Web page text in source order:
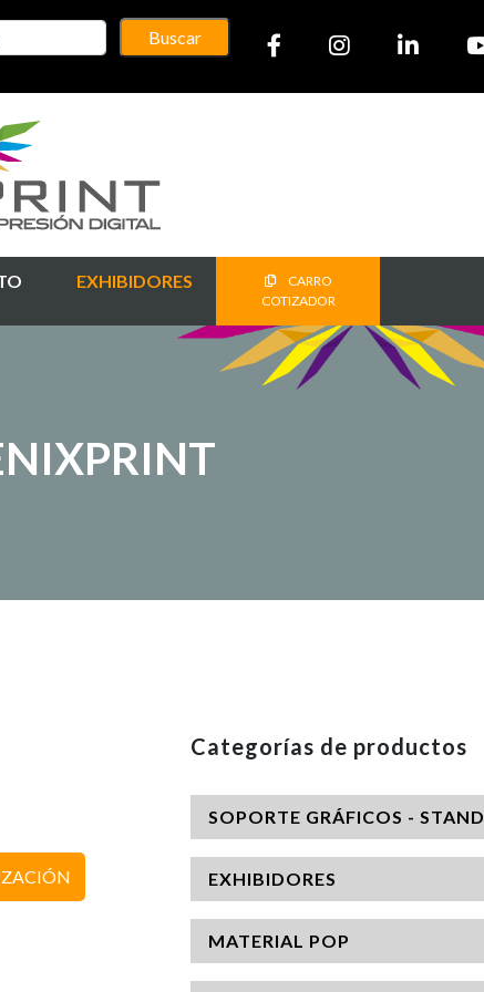
Buscar
EXHIBIDORES
CARRO
COTIZADOR
Categorías de productos
SOPORTE GRÁFICOS - STAND
EXHIBIDORES
MATERIAL POP